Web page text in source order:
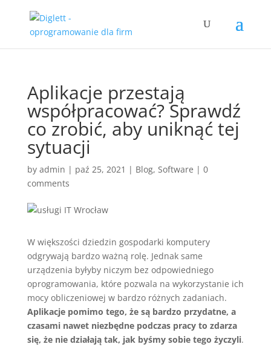
Aplikacje przestają
współpracować? Sprawdź
co zrobić, aby uniknąć tej
sytuacji
by admin | paź 25, 2021 | Blog, Software | 0
comments
W większości dziedzin gospodarki komputery
odgrywają bardzo ważną rolę. Jednak same
urządzenia byłyby niczym bez odpowiedniego
oprogramowania, które pozwala na wykorzystanie ich
mocy obliczeniowej w bardzo różnych zadaniach.
Aplikacje pomimo tego, że są bardzo przydatne, a
czasami nawet niezbędne podczas pracy to zdarza
się, że nie działają tak, jak byśmy sobie tego życzyli.